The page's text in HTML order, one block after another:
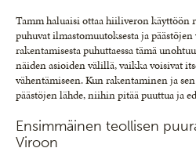
Tamm haluaisi ottaa hiiliveron käyttöön
puhuvat ilmastomuutoksesta ja
rakentamisesta puhuttaessa tämä
näiden asioiden välillä, vaikka voisivat
vähentämiseen. Kun rakentaminen ja
päästöjen lähde, niihin pitää puuttua ja
Ensimmäinen teollisen
Viroon